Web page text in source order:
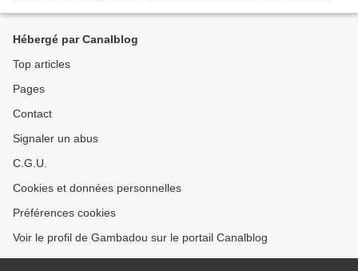
Hébergé par Canalblog
Top articles
Pages
Contact
Signaler un abus
C.G.U.
Cookies et données personnelles
Préférences cookies
Voir le profil de Gambadou sur le portail Canalblog